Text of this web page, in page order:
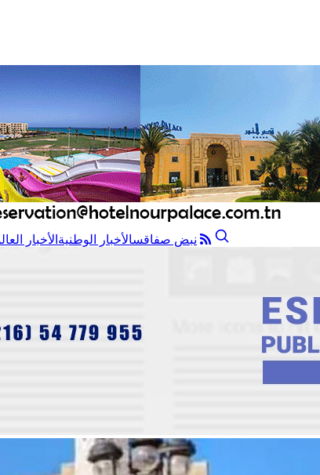
نبض صفاقسالأخبار الوطنية الأخبار